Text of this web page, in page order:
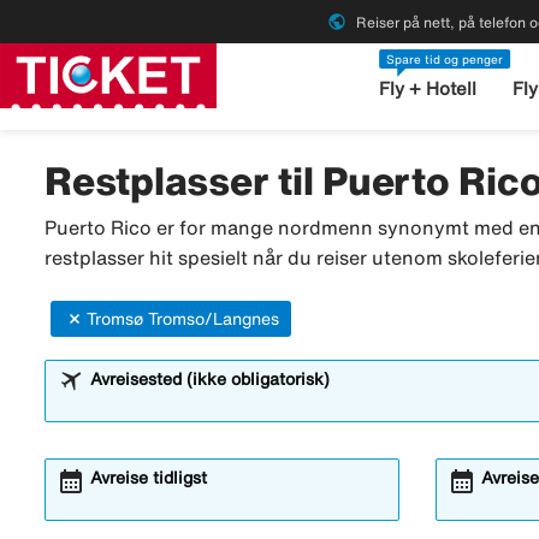
public Reiser på nett, på telefon
Spare tid og penger
Fly + Hotell Fly
Restplasser til Puerto
Puerto Rico er for mange nordmenn synonymt med
restplasser hit spesielt når du reiser utenom
Avreisested (ikke obligatorisk)
Tromsø Tromso/Langnes
Avreise tidligst
calendar_month calendar_month